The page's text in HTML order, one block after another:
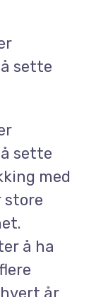
sette
sette
med
store
å ha
år